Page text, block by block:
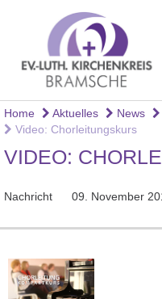
Home Aktuelles News
Video: Chorleitungskurs
VIDEO:
Nachricht 09. November